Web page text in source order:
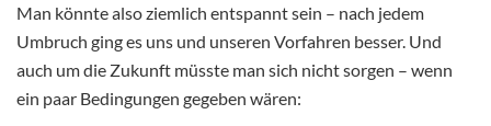
Man könnte also ziemlich entspannt sein – nach jedem
Umbruch ging es uns und unseren Vorfahren besser. Und
auch um die Zukunft müsste man sich nicht sorgen – wenn
ein paar Bedingungen gegeben wären: